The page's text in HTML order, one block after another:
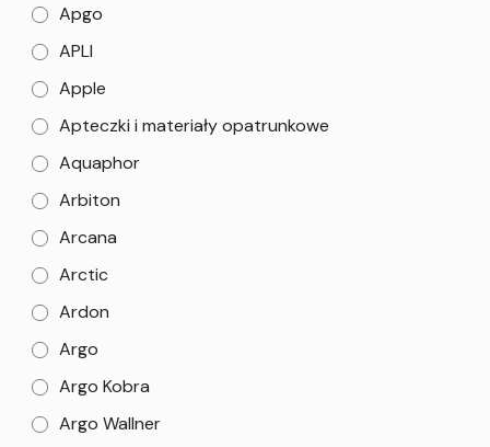
Apgo
APLI
Apple
Apteczki i materiały opatrunkowe
Aquaphor
Arbiton
Arcana
Arctic
Ardon
Argo
Argo Kobra
Argo Wallner